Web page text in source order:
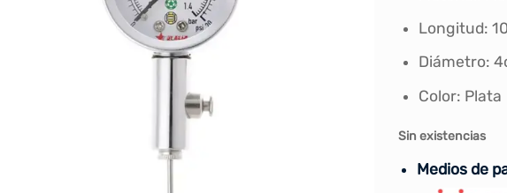
Longitud:
Diámetro:
Color: Plata
Sin existencias
Medios de